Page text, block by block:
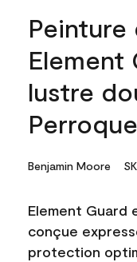
Peinture
Element
lustre
Benjamin Moore
Element Guard
conçue
protection